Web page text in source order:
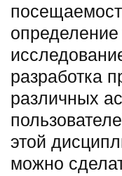
разработка
различных
этой
можно